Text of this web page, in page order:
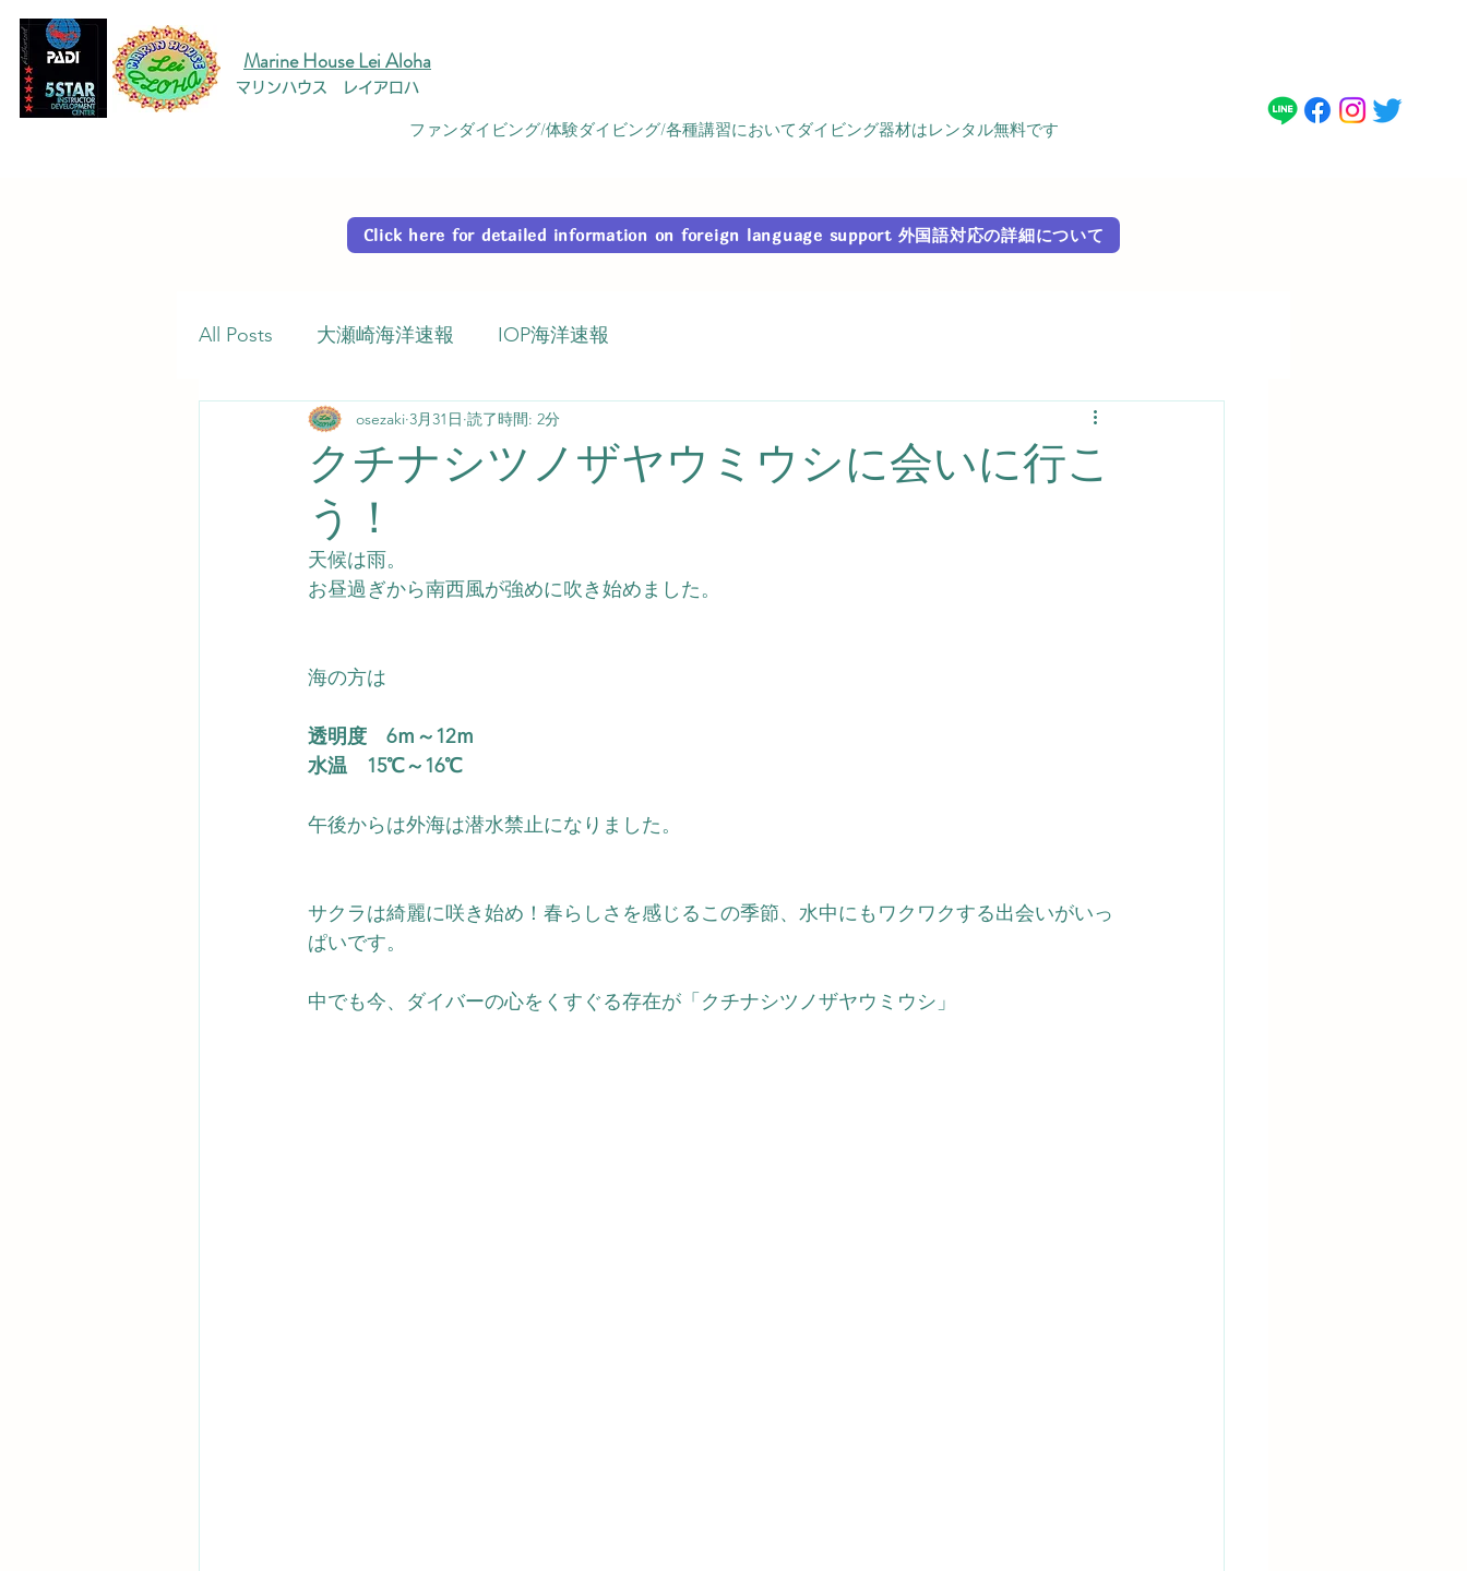
Marine House Lei Aloha
マリンハウス レイアロハ
ファンダイビング/体験ダイビング/各種講習においてダイビング器材はレンタル無料です
Click here for detailed information on foreign language support 外国語対応の詳細に​ついて
All Posts 大瀬崎海洋速報 IOP海洋速報
クチナシツノザヤウミウシに会いに行こ
う！
osezaki 3月31日 読了時間: 2分
天候は雨。
お昼過ぎから南西風が強めに吹き始めました。
海の方は
透明度　6ｍ～12ｍ
水温　15℃～16℃
午後からは外海は潜水禁止になりました。
サクラは綺麗に咲き始め！春らしさを感じるこの季節、水中にもワクワクする出会いがいっ
ぱいです。
中でも今、ダイバーの心をくすぐる存在が「クチナシツノザヤウミウシ」